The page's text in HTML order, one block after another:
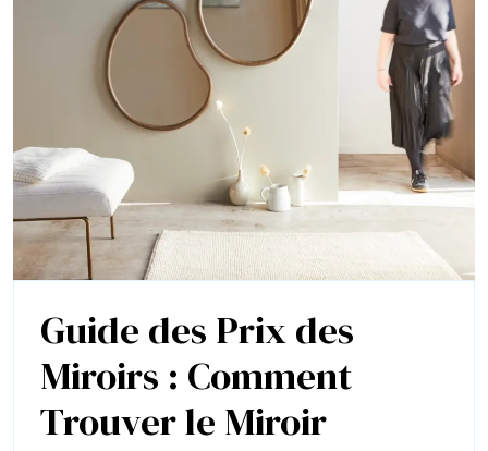
Guide des Prix des
Miroirs : Comment
Trouver le Miroir